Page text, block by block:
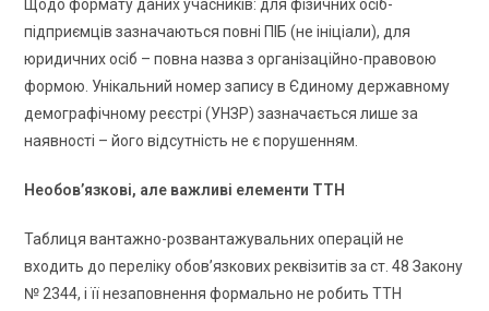
Щодо формату даних учасників: для фізичних осіб-
підприємців зазначаються повні ПІБ (не ініціали), для
юридичних осіб – повна назва з організаційно-правовою
формою. Унікальний номер запису в Єдиному державному
демографічному реєстрі (УНЗР) зазначається лише за
наявності – його відсутність не є порушенням.
Необов’язкові, але важливі елементи ТТН
Таблиця вантажно-розвантажувальних операцій не
входить до переліку обов’язкових реквізитів за ст. 48 Закону
№ 2344, і її незаповнення формально не робить ТТН